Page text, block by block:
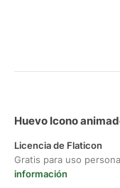
Huevo Icono
Licencia de Flaticon
Gratis para uso
información